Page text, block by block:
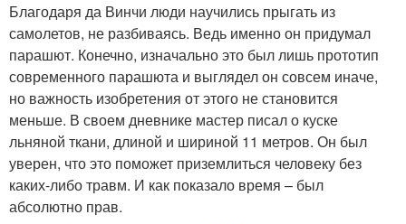
Благодаря да Винчи люди научились прыгать из
самолетов, не разбиваясь. Ведь именно он придумал
парашют. Конечно, изначально это был лишь прототип
современного парашюта и выглядел он совсем иначе,
но важность изобретения от этого не становится
меньше. В своем дневнике мастер писал о куске
льняной ткани, длиной и шириной 11 метров. Он был
уверен, что это поможет приземлиться человеку без
каких-либо травм. И как показало время – был
абсолютно прав.